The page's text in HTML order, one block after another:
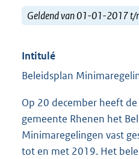
Geldend van 01-01-2017
Intitulé
Beleidsplan
Op 20 december heeft
gemeente Rhenen het
Minimaregelingen vast
tot en met 2019. Het